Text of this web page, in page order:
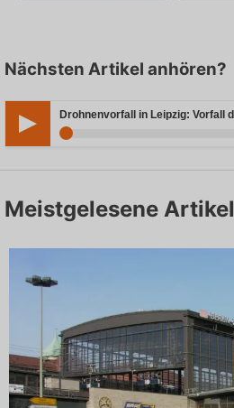
Nächsten Artikel anhören?
Meistgelesene Artikel